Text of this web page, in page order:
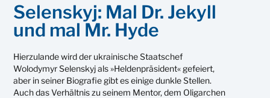
Selenskyj: Mal Dr. Jekyll
und mal Mr. Hyde
Hierzulande wird der ukrainische Staatschef
Wolodymyr Selenskyj als »Heldenpräsident« gefeiert,
aber in seiner Biografie gibt es einige dunkle Stellen.
Auch das Verhältnis zu seinem Mentor, dem Oligarchen